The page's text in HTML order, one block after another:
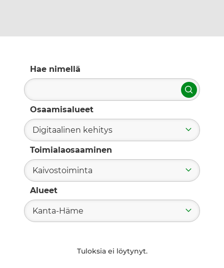
Hae nimellä
Hae
Osaamisalueet
Digitaalinen kehitys
Toimialaosaaminen
Kaivostoiminta
Alueet
Kanta-Häme
Tuloksia ei löytynyt.